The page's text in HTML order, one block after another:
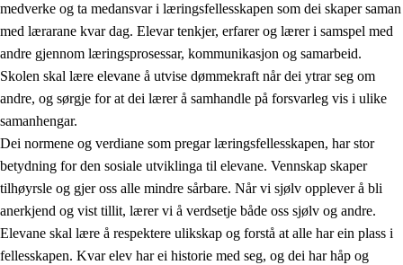
3.2 Undervisning og tilpassa opplæring
3.3 Samarbeid mellom heim og skole
3.4 Opplæring i lærebedrift og arbeidsliv
3.5 Profesjonsfellesskap og skoleutvikling
medverke og ta medansvar i læringsfellesskapen som dei skaper saman
med lærarane kvar dag. Elevar tenkjer, erfarer og lærer i samspel med
andre gjennom læringsprosessar, kommunikasjon og samarbeid.
Skolen skal lære elevane å utvise dømmekraft når dei ytrar seg om
andre, og sørgje for at dei lærer å samhandle på forsvarleg vis i ulike
samanhengar.
Dei normene og verdiane som pregar læringsfellesskapen, har stor
betydning for den sosiale utviklinga til elevane. Vennskap skaper
tilhøyrsle og gjer oss alle mindre sårbare. Når vi sjølv opplever å bli
anerkjend og vist tillit, lærer vi å verdsetje både oss sjølv og andre.
Elevane skal lære å respektere ulikskap og forstå at alle har ein plass i
fellesskapen. Kvar elev har ei historie med seg, og dei har håp og